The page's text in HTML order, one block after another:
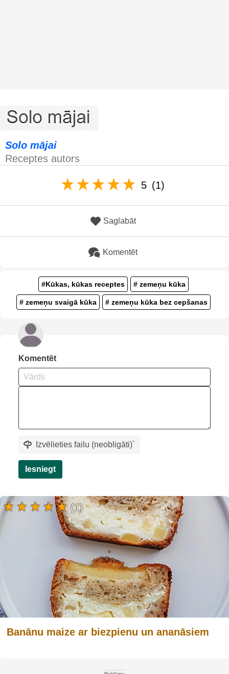
Solo mājai
Receptes autors
5 (1)
Saglabāt
Komentēt
#Kūkas, kūkas receptes # zemeņu kūka
# zemeņu svaigā kūka # zemeņu kūka bez cepšanas
Komentēt
Izvēlieties failu (neobligāti)`
Iesniegt
Banānu maize ar biezpienu un ananāsiem
(1)